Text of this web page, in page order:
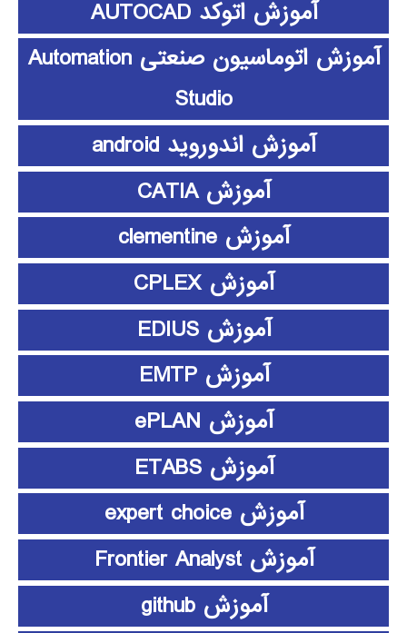
آموزش اتوکد AUTOCAD
آموزش اتوماسیون صنعتی Automation
Studio
آموزش اندوروید android
آموزش CATIA
آموزش clementine
آموزش CPLEX
آموزش EDIUS
آموزش EMTP
آموزش ePLAN
آموزش ETABS
آموزش expert choice
آموزش Frontier Analyst
آموزش github